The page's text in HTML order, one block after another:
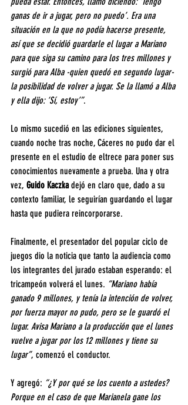
ganas de ir a jugar, pero no puedo’. Era una
situación en la que no podía hacerse presente,
así que se decidió guardarle el lugar a Mariano
para que siga su camino para los tres millones y
surgió para Alba -quien quedó en segundo lugar-
la posibilidad de volver a jugar. Se la llamó a Alba
y ella dijo: ‘Sí, estoy’”.
Lo mismo sucedió en las ediciones siguientes,
cuando noche tras noche, Cáceres no pudo dar el
presente en el estudio de eltrece para poner sus
conocimientos nuevamente a prueba. Una y otra
vez, Guido Kaczka dejó en claro que, dado a su
contexto familiar, le seguirían guardando el lugar
hasta que pudiera reincorporarse.
Finalmente, el presentador del popular ciclo de
juegos dio la noticia que tanto la audiencia como
los integrantes del jurado estaban esperando: el
tricampeón volverá el lunes. “Mariano había
ganado 9 millones, y tenía la intención de volver,
por fuerza mayor no pudo, pero se le guardó el
lugar. Avisa Mariano a la producción que el lunes
vuelve a jugar por los 12 millones y tiene su
lugar”, comenzó el conductor.
Y agregó: “¿Y por qué se los cuento a ustedes?
Porque en el caso de que Marianela gane los